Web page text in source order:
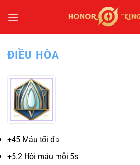
qua
ĐIỀU HÒA
+45 Máu tối đa
+5.2 Hồi máu mỗi 5s